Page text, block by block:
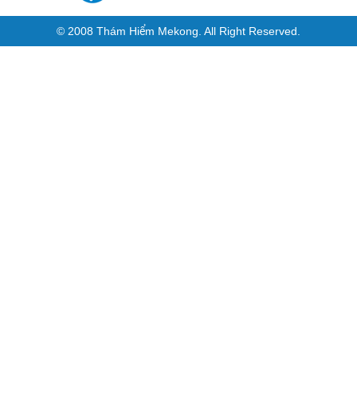
© 2008 Thám Hiểm Mekong. All Right Reserved.